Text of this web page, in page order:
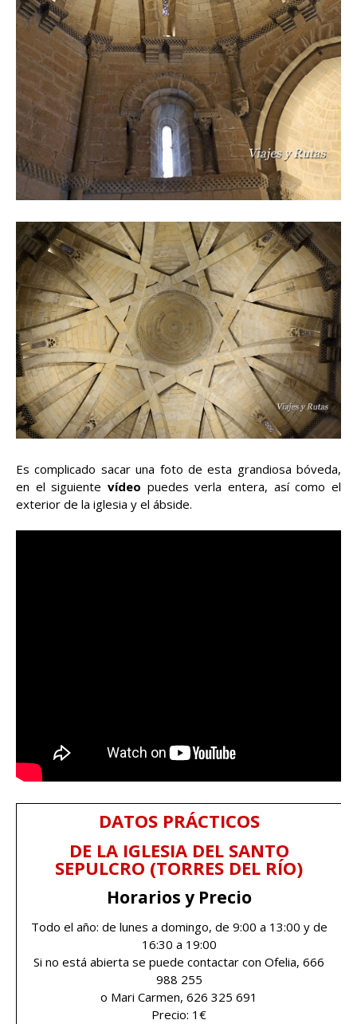
Es complicado sacar una foto de esta grandiosa bóveda,
en el siguiente vídeo puedes verla entera, así como el
exterior de la iglesia y el ábside.
DATOS PRÁCTICOS
DE LA IGLESIA DEL SANTO
SEPULCRO (TORRES DEL RÍO)
Horarios y Precio
Todo el año: de lunes a domingo, de 9:00 a 13:00 y de
16:30 a 19:00
Si no está abierta se puede contactar con Ofelia, 666
988 255
o Mari Carmen, 626 325 691
Precio: 1€